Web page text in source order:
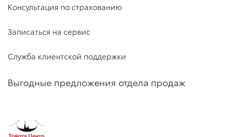
Консультация по страхованию
Записаться на сервис
Служба клиентской поддержки
Выгодные предложения отдела продаж